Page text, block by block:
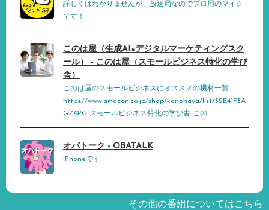
詳しくはわかりませんが、放送局なのでプロ用のマイク
です！
このは屋（生成AI×デジタルマーケティングスク
ール） - このは屋（スモールビジネス特化の学び
舎）
このは屋のスモールビジネスにオススメの機材一覧
https://www.amazon.co.jp/shop/konohaya/list/3SE41F3A
GZ9PG スモールビジネス特化の学び舎 この...
オバトーク - OBATALK
iPhoneです
その他の番組についてはこちら